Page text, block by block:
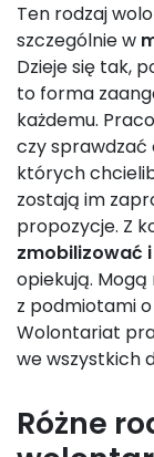
Ten rodzaj
szczególnie w
Dzieje się tak,
to forma
każdemu.
czy sprawdzać
których
zostają im
propozycje. Z
zmobilizować
opiekują.
z podmiotami
Wolontariat
we wszystkich
Różne